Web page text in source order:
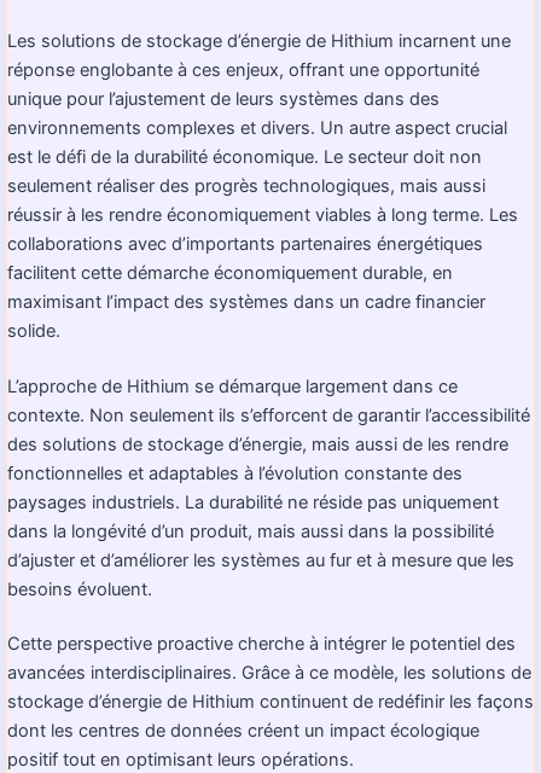
Les solutions de stockage d’énergie de Hithium incarnent une
réponse englobante à ces enjeux, offrant une opportunité
unique pour l’ajustement de leurs systèmes dans des
environnements complexes et divers. Un autre aspect crucial
est le défi de la durabilité économique. Le secteur doit non
seulement réaliser des progrès technologiques, mais aussi
réussir à les rendre économiquement viables à long terme. Les
collaborations avec d’importants partenaires énergétiques
facilitent cette démarche économiquement durable, en
maximisant l’impact des systèmes dans un cadre financier
solide.
L’approche de Hithium se démarque largement dans ce
contexte. Non seulement ils s’efforcent de garantir l’accessibilité
des solutions de stockage d’énergie, mais aussi de les rendre
fonctionnelles et adaptables à l’évolution constante des
paysages industriels. La durabilité ne réside pas uniquement
dans la longévité d’un produit, mais aussi dans la possibilité
d’ajuster et d’améliorer les systèmes au fur et à mesure que les
besoins évoluent.
Cette perspective proactive cherche à intégrer le potentiel des
avancées interdisciplinaires. Grâce à ce modèle, les solutions de
stockage d’énergie de Hithium continuent de redéfinir les façons
dont les centres de données créent un impact écologique
positif tout en optimisant leurs opérations.